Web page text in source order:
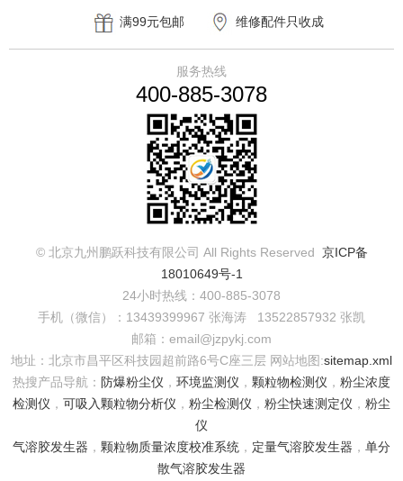
满99元包邮 维修配件只收成
服务热线
400-885-3078
© 北京九州鹏跃科技有限公司 All Rights Reserved 京ICP备
18010649号-1
24小时热线：400-885-3078
手机（微信）：13439399967 张海涛 13522857932 张凯
邮箱：email@jzpykj.com
地址：北京市昌平区科技园超前路6号C座三层 网站地图:sitemap.xml
热搜产品导航： 防爆粉尘仪 ， 环境监测仪 ， 颗粒物检测仪 ， 粉尘浓度
检测仪 ， 可吸入颗粒物分析仪 ， 粉尘检测仪 ， 粉尘快速测定仪 ， 粉尘
仪
气溶胶发生器 ， 颗粒物质量浓度校准系统 ， 定量气溶胶发生器 ， 单分
散气溶胶发生器